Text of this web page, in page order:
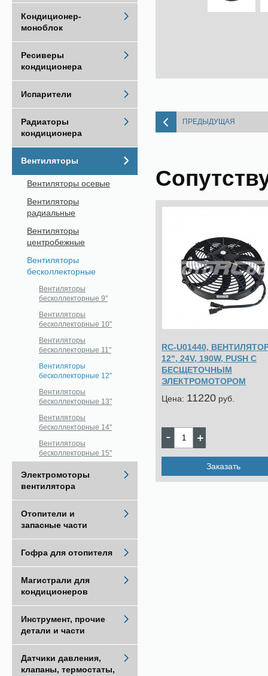
ПРЕДЫДУЩАЯ
RC-U01440,
12", 24V, 190W, PUSH С
БЕСЩЕТОЧНЫМ
ЭЛЕКТРОМОТОРОМ
Цена: 11220 pуб.
Заказать
Кондиционер-
моноблок
Ресиверы
кондиционера
Испарители
Радиаторы
кондиционера
Вентиляторы
Вентиляторы осевые
Вентиляторы
радиальные
Вентиляторы
центробежные
Вентиляторы
бесколлекторные
Вентиляторы
бесколлекторные 9"
Вентиляторы
бесколлекторные 10"
Вентиляторы
бесколлекторные 11"
Вентиляторы
бесколлекторные 12"
Вентиляторы
бесколлекторные 13"
Вентиляторы
бесколлекторные 14"
Вентиляторы
бесколлекторные 15"
Электромоторы
вентилятора
Отопители и
запасные части
Гофра для отопителя
Магистрали для
кондиционеров
Инструмент, прочие
детали и части
Датчики давления,
клапаны, термостаты,